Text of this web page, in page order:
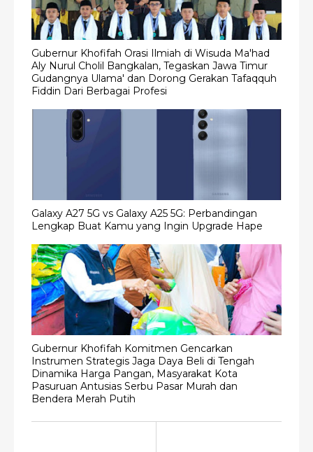
Gubernur Khofifah Orasi Ilmiah di Wisuda Ma'had
Aly Nurul Cholil Bangkalan, Tegaskan Jawa Timur
Gudangnya Ulama' dan Dorong Gerakan Tafaqquh
Fiddin Dari Berbagai Profesi
Galaxy A27 5G vs Galaxy A25 5G: Perbandingan
Lengkap Buat Kamu yang Ingin Upgrade Hape
Gubernur Khofifah Komitmen Gencarkan
Instrumen Strategis Jaga Daya Beli di Tengah
Dinamika Harga Pangan, Masyarakat Kota
Pasuruan Antusias Serbu Pasar Murah dan
Bendera Merah Putih